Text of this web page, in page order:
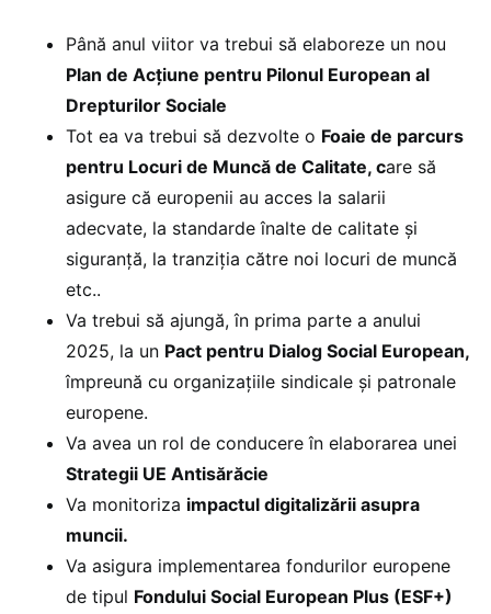
Până anul viitor va trebui să elaboreze un nou
Plan de Acțiune pentru Pilonul European al
Drepturilor Sociale
Tot ea va trebui să dezvolte o Foaie de parcurs
pentru Locuri de Muncă de Calitate, care să
asigure că europenii au acces la salarii
adecvate, la standarde înalte de calitate și
siguranță, la tranziția către noi locuri de muncă
etc..
Va trebui să ajungă, în prima parte a anului
2025, la un Pact pentru Dialog Social European,
împreună cu organizațiile sindicale și patronale
europene.
Va avea un rol de conducere în elaborarea unei
Strategii UE Antisărăcie
Va monitoriza impactul digitalizării asupra
muncii.
Va asigura implementarea fondurilor europene
de tipul Fondului Social European Plus (ESF+)